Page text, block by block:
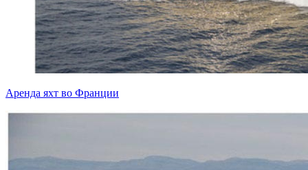
Аренда яхт во Франции